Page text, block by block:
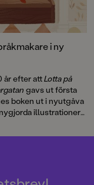
i ny
år efter attLotta på
gavs ut första
boken ut i nyutgåva
illustrationer